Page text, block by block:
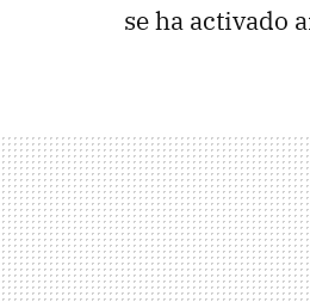
se ha activado